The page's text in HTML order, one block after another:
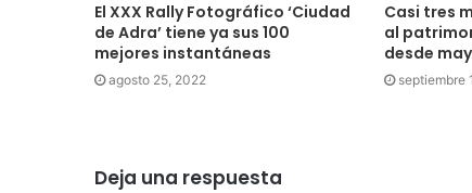
El XXX Rally Fotográfico ‘Ciudad
de Adra’ tiene ya sus 100
mejores instantáneas
agosto 25, 2022
Casi tres
al
desde
septiembre
Deja una respuesta